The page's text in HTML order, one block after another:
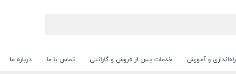
راه‌اندازی و آموزش خدمات پس از فروش و گارانتی تماس با ما درباره ما